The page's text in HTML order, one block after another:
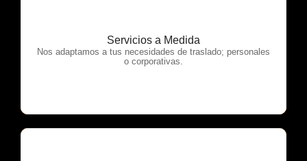
Servicios a Medida
Nos adaptamos a tus necesidades de traslado; personales
o corporativas.
OTP Servicios